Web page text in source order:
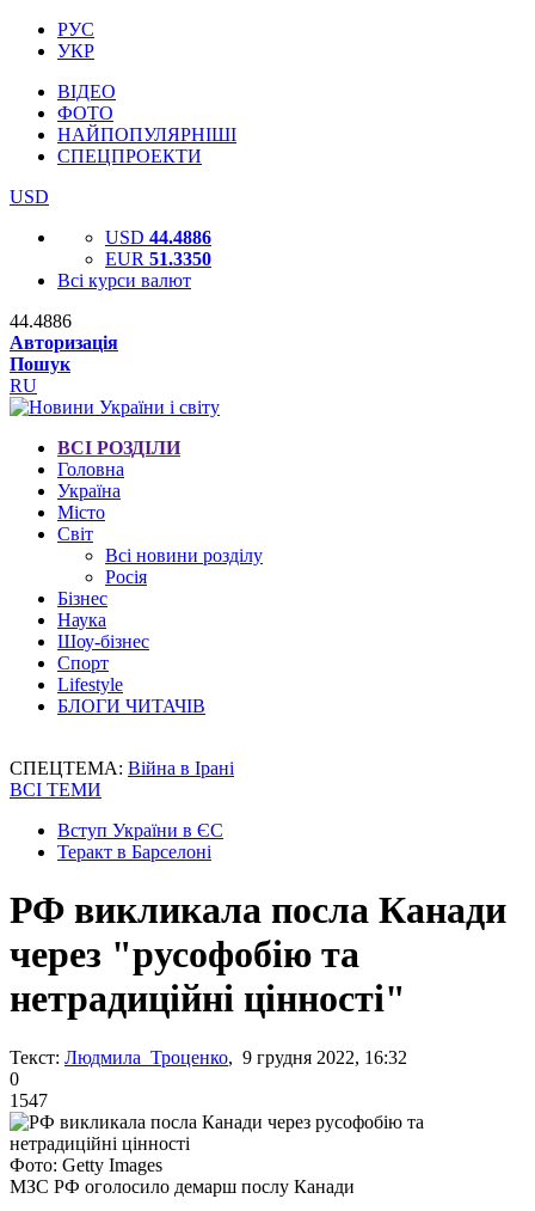
РУС
УКР
ВІДЕО
ФОТО
НАЙПОПУЛЯРНІШІ
СПЕЦПРОЕКТИ
USD
USD 44.4886
EUR 51.3350
Всі курси валют
44.4886
Авторизація
Пошук
RU
ВСІ РОЗДІЛИ
Головна
Україна
Місто
Світ
Всі новини розділу
Росія
Бізнес
Наука
Шоу-бізнес
Спорт
Lifestyle
БЛОГИ ЧИТАЧІВ
СПЕЦТЕМА: Війна в Ірані
ВСІ ТЕМИ
Вступ України в ЄС
Теракт в Барселоні
РФ викликала посла Канади
через "русофобію та
нетрадиційні цінності"
Текст: Людмила Троценко, 9 грудня 2022, 16:32
0
1547
Фото: Getty Images
МЗС РФ оголосило демарш послу Канади